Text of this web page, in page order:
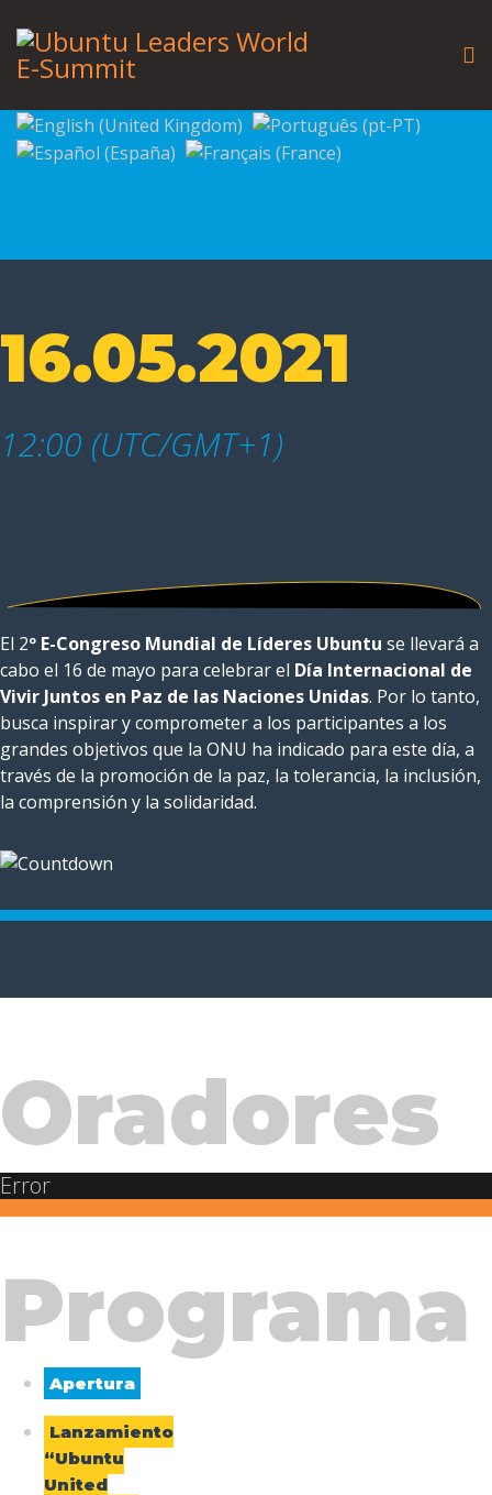
16.05.2021
12:00 (UTC/GMT+1)
El 2º E-Congreso Mundial de Líderes Ubuntu se llevará a
cabo el 16 de mayo para celebrar el Día Internacional de
Vivir Juntos en Paz de las Naciones Unidas. Por lo tanto,
busca inspirar y comprometer a los participantes a los
grandes objetivos que la ONU ha indicado para este día, a
través de la promoción de la paz, la tolerancia, la inclusión,
la comprensión y la solidaridad.
Oradores
Error
Programa
Apertura
Lanzamiento
“Ubuntu
United